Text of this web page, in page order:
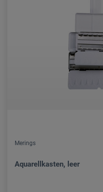
Merings
Aquarellkasten, leer